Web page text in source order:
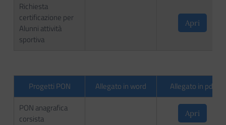
Richiesta
certificazione per
Alunni attività
sportiva
Apri
Progetti PON Allegato in word
Allegato in pdf
PON anagrafica
corsista
Apri